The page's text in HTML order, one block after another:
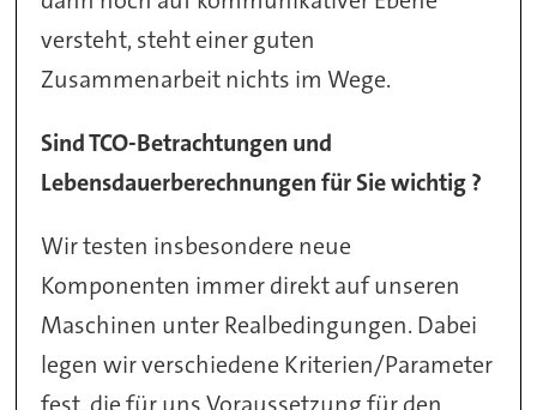
versteht, steht einer guten
Zusammenarbeit nichts im Wege.
Sind TCO-Betrachtungen und
Lebensdauerberechnungen für Sie wichtig ?
Wir testen insbesondere neue
Komponenten immer direkt auf unseren
Maschinen unter Realbedingungen. Dabei
legen wir verschiedene Kriterien/Parameter